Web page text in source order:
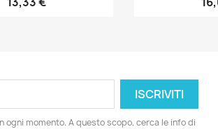
ogni momento. A questo scopo, cerca le info di